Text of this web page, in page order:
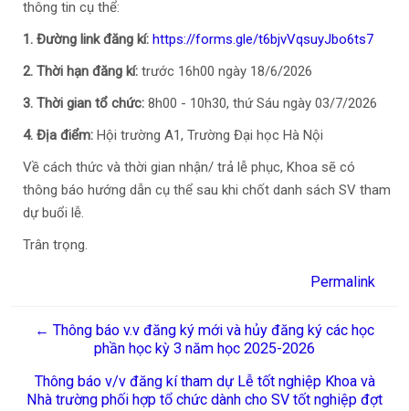
thông tin cụ thể:
1. Đường link đăng kí: https://forms.gle/t6bjvVqsuyJbo6ts7
2. Thời hạn đăng kí: trước 16h00 ngày 18/6/2026
3. Thời gian tổ chức: 8h00 - 10h30, thứ Sáu ngày 03/7/2026
4. Địa điểm: Hội trường A1, Trường Đại học Hà Nội
Về cách thức và thời gian nhận/ trả lễ phục, Khoa sẽ có
thông báo hướng dẫn cụ thể sau khi chốt danh sách SV tham
dự buổi lễ.
Trân trọng.
Permalink
← Thông báo v.v đăng ký mới và hủy đăng ký các học
phần học kỳ 3 năm học 2025-2026
Thông báo v/v đăng kí tham dự Lễ tốt nghiệp Khoa và
Nhà trường phối hợp tổ chức dành cho SV tốt nghiệp đợt